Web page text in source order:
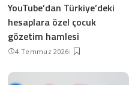
YouTube’dan Türkiye’deki
hesaplara özel çocuk
gözetim hamlesi
4 Temmuz 2026